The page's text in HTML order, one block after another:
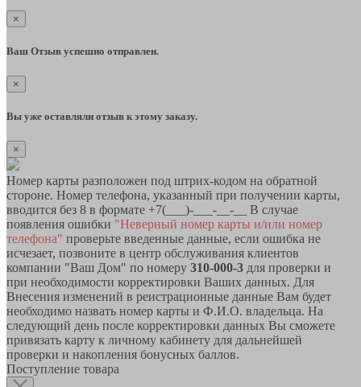
×
Ваш Отзыв успешно отправлен.
×
Вы уже оставляли отзыв к этому заказу.
×
Номер карты разположен под штрих-кодом на обратной
стороне. Номер телефона, указанный при получении карты,
вводится без 8 в формате +7(___)-___-__-__ В случае
появления ошибки "Неверный номер карты и/или номер
телефона" проверьте введенные данные, если ошибка не
исчезает, позвоните в центр обслуживания клиентов
компании "Ваш Дом" по номеру 310-000-3 для проверки и
при необходимости корректировки Ваших данных. Для
Внесения изменений в реистрационные данные Вам будет
необходимо назвать номер карты и Ф.И.О. владельца. На
следующий день после корректировки данных Вы сможете
привязать карту к личному кабинету для дальнейшей
проверки и накопления бонусных баллов.
Поступление товара